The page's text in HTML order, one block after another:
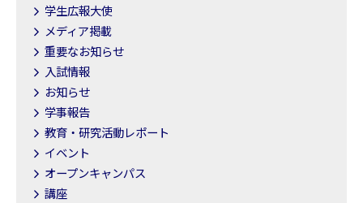
学生広報大使
メディア掲載
重要なお知らせ
入試情報
お知らせ
学事報告
教育・研究活動レポート
イベント
オープンキャンパス
講座